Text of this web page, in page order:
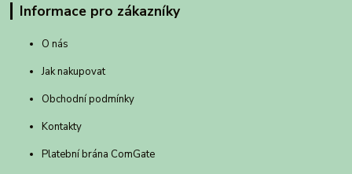
Informace pro zákazníky
O nás
Jak nakupovat
Obchodní podmínky
Kontakty
Platební brána ComGate